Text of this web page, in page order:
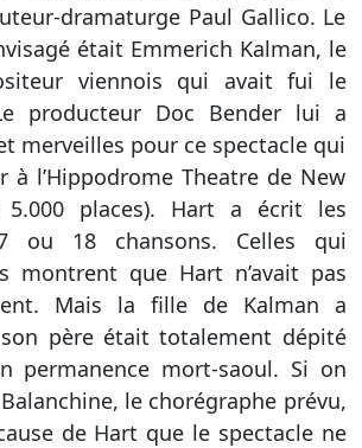
dramaturge Paul Gallico. Le
était Emmerich Kalman, le
viennois qui avait fui le
producteur Doc Bender lui a
merveilles pour ce spectacle qui
à l’Hippodrome Theatre de New
places). Hart a écrit les
ou 18 chansons. Celles qui
montrent que Hart n’avait pas
Mais la fille de Kalman a
père était totalement dépité
permanence mort-saoul. Si on
le chorégraphe prévu,
de Hart que le spectacle ne